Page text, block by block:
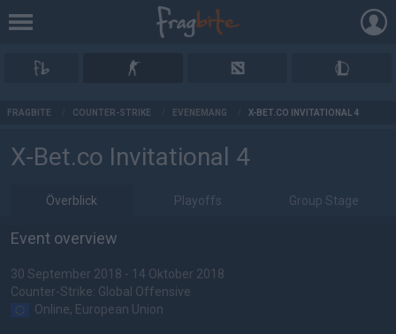
FRAGBITE COUNTER-STRIKE EVENEMANG X-BET.CO INVITATIONAL 4
X-Bet.co Invitational 4
Överblick Playoffs Group Stage
Event overview
30 September 2018 - 14 Oktober 2018
Counter-Strike: Global Offensive
Online, European Union